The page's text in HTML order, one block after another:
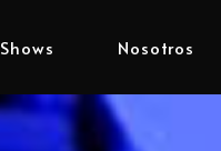
Shows Nosotros